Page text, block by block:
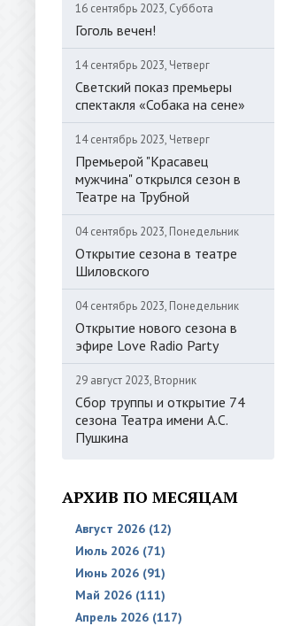
16 сентябрь 2023, Суббота
Гоголь вечен!
14 сентябрь 2023, Четверг
Светский показ премьеры
спектакля «Собака на сене»
14 сентябрь 2023, Четверг
Премьерой "Красавец
мужчина" открылся сезон в
Театре на Трубной
04 сентябрь 2023, Понедельник
Открытие сезона в театре
Шиловского
04 сентябрь 2023, Понедельник
Открытие нового сезона в
эфире Love Radio Party
29 август 2023, Вторник
Сбор труппы и открытие 74
сезона Театра имени А.С.
Пушкина
АРХИВ ПО МЕСЯЦАМ
Август 2026 (12)
Июль 2026 (71)
Июнь 2026 (91)
Май 2026 (111)
Апрель 2026 (117)